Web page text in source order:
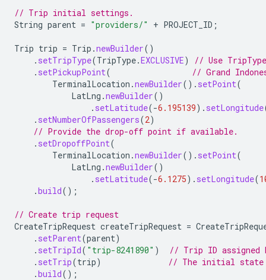
// Trip initial settings.
String parent = "providers/" + PROJECT_ID ;
Trip trip = Trip .newBuilder()
. setTripType(TripType.EXCLUSIVE)
// Use
. setPickupPoint(
// Grand
TerminalLocation .newBuilder(). setPoint(
LatLng .newBuilder()
. setLatitude(-6.195139). setLongitude
. setNumberOfPassengers(2)
// Provide the drop-off point if available.
. setDropoffPoint(
TerminalLocation .newBuilder(). setPoint(
LatLng .newBuilder()
. setLatitude(-6.1275). setLongitude(
.build();
// Create trip request
CreateTripRequest createTripRequest =
. setParent(parent)
. setTripId( "trip-8241890" )
// Trip ID assigned
. setTrip(trip)
// The initial state
.build();